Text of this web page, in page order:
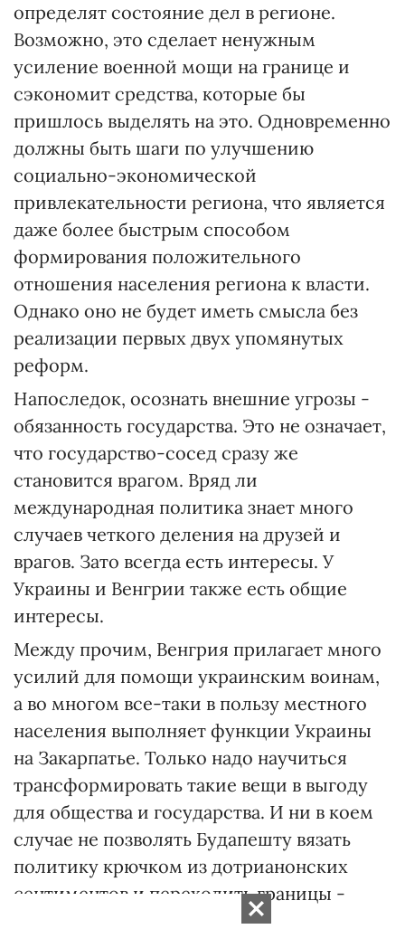
определят состояние дел в регионе.
Возможно, это сделает ненужным
усиление военной мощи на границе и
сэкономит средства, которые бы
пришлось выделять на это. Одновременно
должны быть шаги по улучшению
социально-экономической
привлекательности региона, что является
даже более быстрым способом
формирования положительного
отношения населения региона к власти.
Однако оно не будет иметь смысла без
реализации первых двух упомянутых
реформ.
Напоследок, осознать внешние угрозы -
обязанность государства. Это не означает,
что государство-сосед сразу же
становится врагом. Вряд ли
международная политика знает много
случаев четкого деления на друзей и
врагов. Зато всегда есть интересы. У
Украины и Венгрии также есть общие
интересы.
Между прочим, Венгрия прилагает много
усилий для помощи украинским воинам,
а во многом все-таки в пользу местного
населения выполняет функции Украины
на Закарпатье. Только надо научиться
трансформировать такие вещи в выгоду
для общества и государства. И ни в коем
случае не позволять Будапешту вязать
политику крючком из дотрианонских
сентиментов и переходить границы -
мысленные и физические.